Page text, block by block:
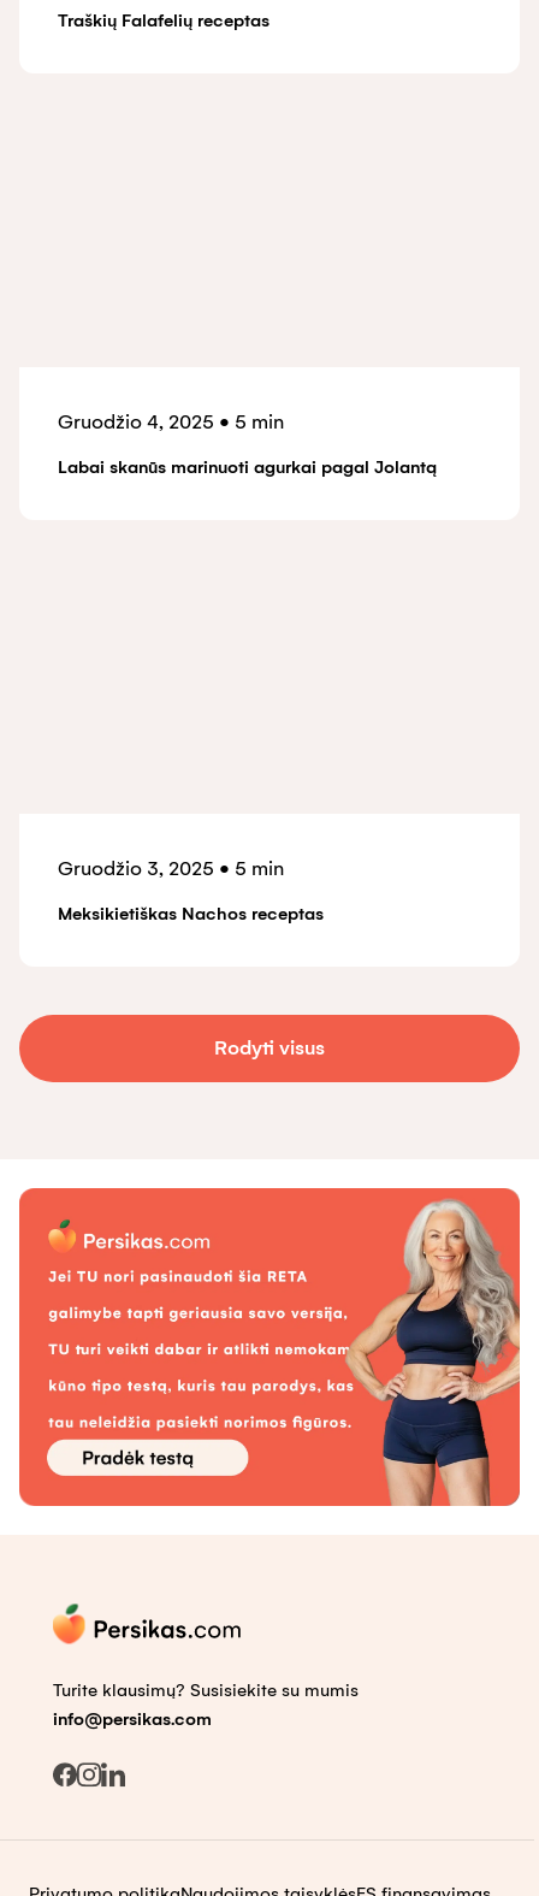
Traškių Falafelių receptas
Gruodžio 4, 2025 • 5 min
Labai skanūs marinuoti agurkai pagal Jolantą
Gruodžio 3, 2025 • 5 min
Meksikietiškas Nachos receptas
Rodyti visus
Turite klausimų? Susisiekite su mumis
info@persikas.com